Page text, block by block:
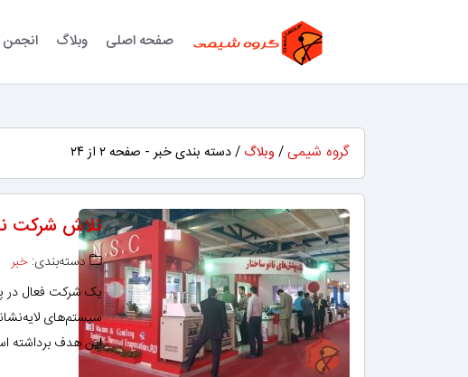
صفحه اصلی وبلاگ انجمن
گروه شیمی / وبلاگ / دسته بندی خبر - صفحه ۲ از ۲۴
تلاش شرکت
دسته‌بندی: خبر
یک شرکت فعال در
سیستم‌های
این هدف برداشته